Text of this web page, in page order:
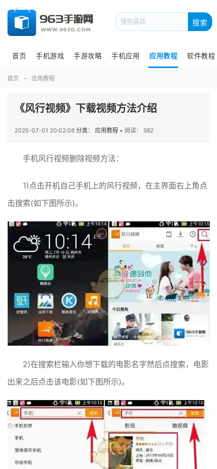
搜索
首页 手机游戏 手游攻略 手机应用 应用教程 软件教程
首页 应用教程
《风行视频》下载视频方法介绍
2025-07-01 20:02:06 分类： 应用教程 • 阅读： 582
手机风行视频删除视频方法：
1)点击开机自己手机上的风行视频，在主界面右上角点
击搜索(如下图所示)。
2)在搜索栏输入你想下载的电影名字然后点搜索，电影
出来之后点击该电影(如下图所示)。